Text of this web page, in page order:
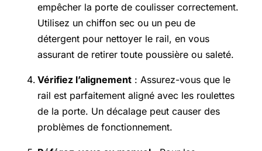
empêcher la porte de coulisser correctement.
Utilisez un chiffon sec ou un peu de
détergent pour nettoyer le rail, en vous
assurant de retirer toute poussière ou saleté.
Vérifiez l’alignement : Assurez-vous que le
rail est parfaitement aligné avec les roulettes
de la porte. Un décalage peut causer des
problèmes de fonctionnement.